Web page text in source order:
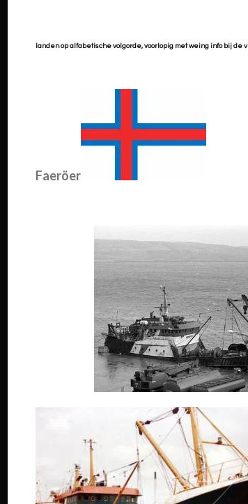
landen op alfabetische volgorde, voorlopig met weing info bij de
Faeröer